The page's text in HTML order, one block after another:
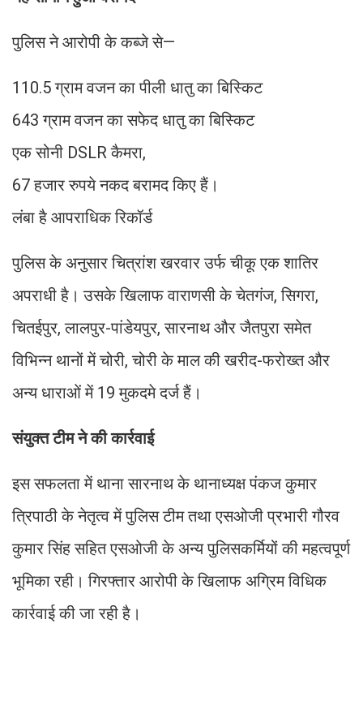
पुलिस ने आरोपी के कब्जे से—
110.5 ग्राम वजन का पीली धातु का बिस्किट
643 ग्राम वजन का सफेद धातु का बिस्किट
एक सोनी DSLR कैमरा,
67 हजार रुपये नकद बरामद किए हैं।
लंबा है आपराधिक रिकॉर्ड
पुलिस के अनुसार चित्रांश खरवार उर्फ चीकू एक शातिर
अपराधी है। उसके खिलाफ वाराणसी के चेतगंज, सिगरा,
चितईपुर, लालपुर-पांडेयपुर, सारनाथ और जैतपुरा समेत
विभिन्न थानों में चोरी, चोरी के माल की खरीद-फरोख्त और
अन्य धाराओं में 19 मुकदमे दर्ज हैं।
संयुक्त टीम ने की कार्रवाई
इस सफलता में थाना सारनाथ के थानाध्यक्ष पंकज कुमार
त्रिपाठी के नेतृत्व में पुलिस टीम तथा एसओजी प्रभारी गौरव
कुमार सिंह सहित एसओजी के अन्य पुलिसकर्मियों की महत्वपूर्ण
भूमिका रही। गिरफ्तार आरोपी के खिलाफ अग्रिम विधिक
कार्रवाई की जा रही है।